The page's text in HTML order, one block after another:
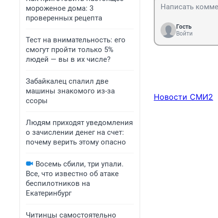
мороженое дома: 3
проверенных рецепта
Тест на внимательность: его
смогут пройти только 5%
людей — вы в их числе?
Забайкалец спалил две
машины знакомого из-за
ссоры
Людям приходят уведомления
о зачислении денег на счет:
почему верить этому опасно
Восемь сбили, три упали.
Все, что известно об атаке
беспилотников на
Екатеринбург
Читинцы самостоятельно
Гость
Войти
Новости СМИ2